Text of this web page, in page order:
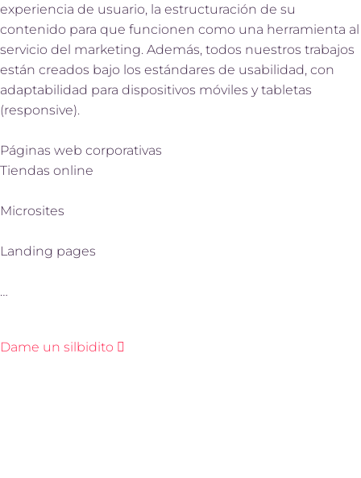
experiencia de usuario, la estructuración de su
contenido para que funcionen como una herramienta al
servicio del marketing. Además, todos nuestros trabajos
están creados bajo los estándares de usabilidad, con
adaptabilidad para dispositivos móviles y tabletas
(responsive).
Páginas web corporativas
Tiendas online
Microsites
Landing pages
…
Dame un silbidito